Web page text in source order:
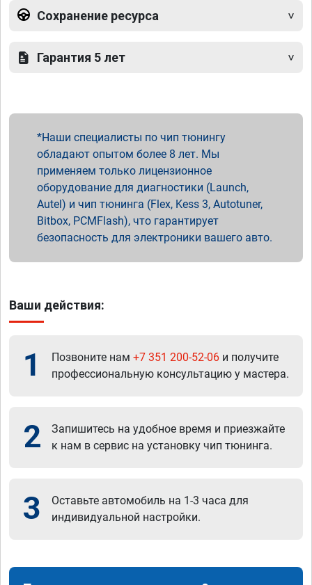
Сохранение ресурса
Гарантия 5 лет
Наши специалисты по чип тюнингу
обладают опытом более 8 лет. Мы
применяем только лицензионное
оборудование для диагностики (Launch,
Autel) и чип тюнинга (Flex, Kess 3, Autotuner,
Bitbox, PCMFlash), что гарантирует
безопасность для электроники вашего авто.
Ваши действия:
1 Позвоните нам +7 351 200-52-06 и получите
профессиональную консультацию у мастера.
2
Запишитесь на удобное время и приезжайте
к нам в сервис на установку чип тюнинга.
3
Оставьте автомобиль на 1-3 часа для
индивидуальной настройки.